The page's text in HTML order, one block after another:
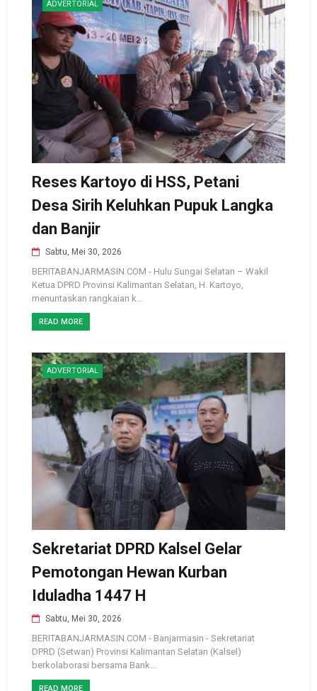
ADVERTORIAL
Reses Kartoyo di HSS, Petani
Desa Sirih Keluhkan Pupuk Langka
dan Banjir
Sabtu, Mei 30, 2026
BERITABANJARMASIN.COM - Hulu Sungai Selatan – Wakil
Ketua DPRD Provinsi Kalimantan Selatan, H. Kartoyo,
menuntaskan rangkaian k...
READ MORE
ADVERTORIAL
Sekretariat DPRD Kalsel Gelar
Pemotongan Hewan Kurban
Iduladha 1447 H
Sabtu, Mei 30, 2026
BERITABANJARMASIN.COM - Banjarmasin - Sekretariat
DPRD (Setwan) Provinsi Kalimantan Selatan (Kalsel)
berkolaborasi bersama Bank...
READ MORE